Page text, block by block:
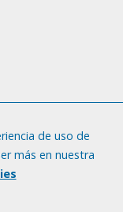
de uso de
más en nuestra